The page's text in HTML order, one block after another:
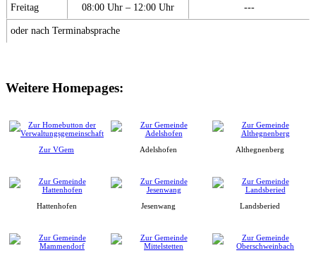
Freitag 08:00 Uhr – 12:00 Uhr ---
oder nach Terminabsprache
Weitere Homepages:
Zur VGem Adelshofen Althegnenberg
Hattenhofen Jesenwang Landsberied